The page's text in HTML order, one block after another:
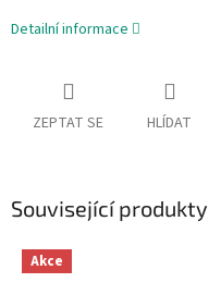
Detailní informace
ZEPTAT SE HLÍDAT
Související produkty
Akce